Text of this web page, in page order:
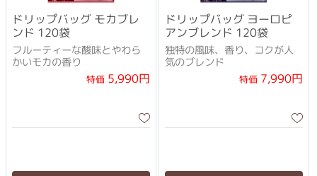
ドリップバッグ モカブレ
ンド 120袋
フルーティーな酸味とやわら
かいモカの香り
特価5,990円
ドリップバッグ ヨーロピ
アンブレンド 120袋
独特の風味、香り、コクが人
気のブレンド
特価7,990円